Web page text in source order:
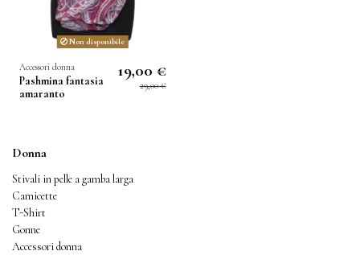
Non disponibile
Accessori donna
Pashmina fantasia
amaranto
19,00 €
29,00 €
Donna
Stivali in pelle a gamba larga
Camicette
T-Shirt
Gonne
Accessori donna